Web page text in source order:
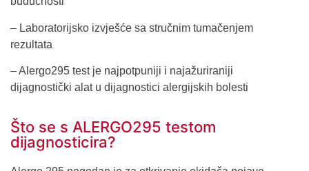
– Laboratorijsko izvješće sa stručnim tumačenjem
rezultata
– Alergo295 test je najpotpuniji i najažuriraniji
dijagnostički alat u dijagnostici alergijskih bolesti
Što se s ALERGO295 testom
dijagnosticira?